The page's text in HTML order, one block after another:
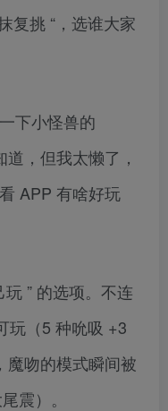
复挑 “，选谁大家
下小怪兽的
，但我太懒了，
APP 有啥好玩
” 的选项。不连
玩（5 种吮吸 +3
魔吻的模式瞬间被
震）。